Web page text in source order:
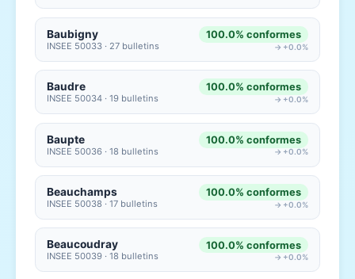
Baubigny
INSEE 50033 · 27 bulletins
100.0% conformes
→ +0.0%
Baudre
INSEE 50034 · 19 bulletins
100.0% conformes
→ +0.0%
Baupte
INSEE 50036 · 18 bulletins
100.0% conformes
→ +0.0%
Beauchamps
INSEE 50038 · 17 bulletins
100.0% conformes
→ +0.0%
Beaucoudray
INSEE 50039 · 18 bulletins
100.0% conformes
→ +0.0%